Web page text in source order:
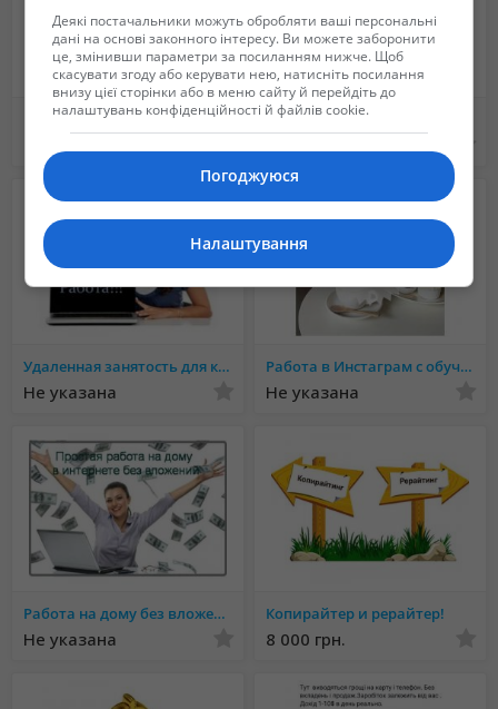
Работа на дому. Удаленная работа. Работа online. Работа для студентов. Работа для мам в декрете.
Удаленная занятость для каждого!
Не указана
Работа в Инстаграм с обучени
Не указана
Работа на дому без вложений
Не указана
Копирайтер и рерайтер!
8 000 грн.
Деякі постачальники можуть обробляти ваші персональні
дані на основі законного інтересу. Ви можете заборонити
це, змінивши параметри за посиланням нижче. Щоб
скасувати згоду або керувати нею, натисніть посилання
внизу цієї сторінки або в меню сайту й перейдіть до
налаштувань конфіденційності й файлів cookie.
Погоджуюся
Налаштування